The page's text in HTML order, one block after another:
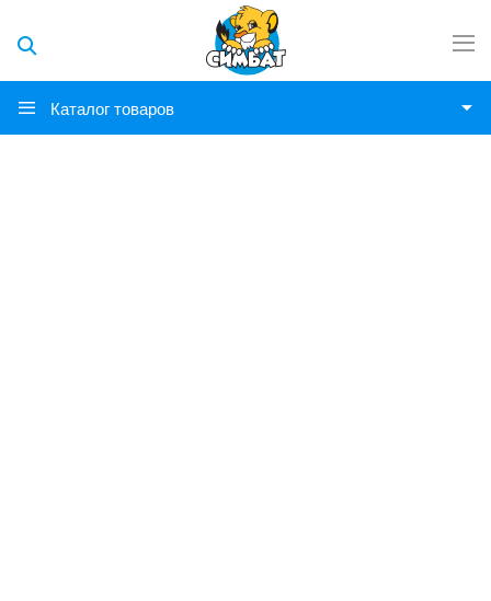
Каталог товаров